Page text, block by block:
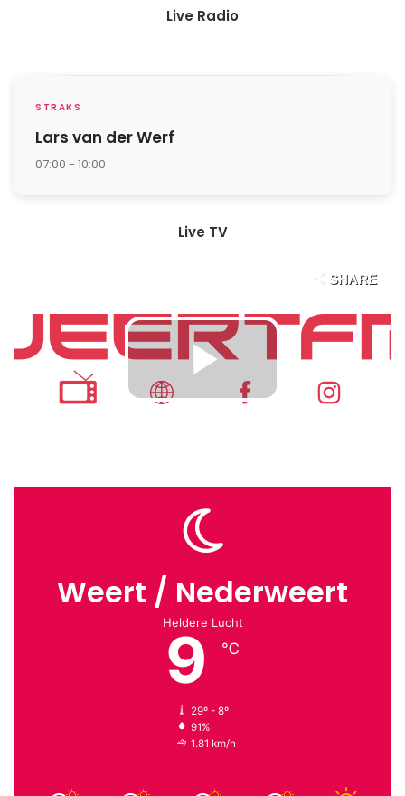
Live Radio
STRAKS
Lars van der Werf
07:00 - 10:00
Live TV
Weert / Nederweert
Heldere Lucht
9 ℃
29º - 8º
91%
1.81 km/h